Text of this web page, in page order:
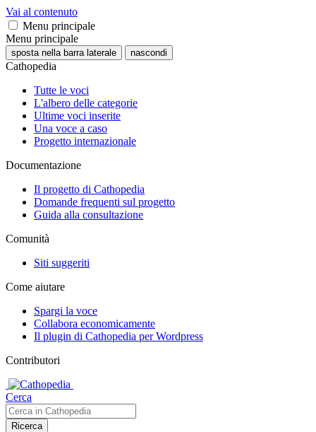
Vai al contenuto
Menu principale
Menu principale
sposta nella barra laterale nascondi
Cathopedia
Tutte le voci
L'albero delle categorie
Ultime voci inserite
Una voce a caso
Progetto internazionale
Documentazione
Il progetto di Cathopedia
Domande frequenti sul progetto
Guida alla consultazione
Comunità
Siti suggeriti
Come aiutare
Spargi la voce
Collabora economicamente
Il plugin di Cathopedia per Wordpress
Contributori
Cerca
Ricerca